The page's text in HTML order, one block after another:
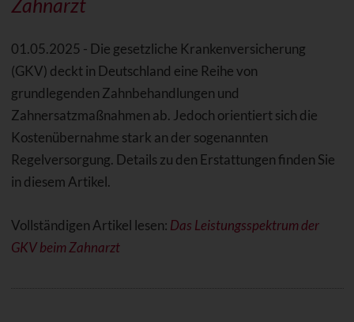
Zahnarzt
01.05.2025 - Die gesetzliche Krankenversicherung
(GKV) deckt in Deutschland eine Reihe von
grundlegenden Zahnbehandlungen und
Zahnersatzmaßnahmen ab. Jedoch orientiert sich die
Kostenübernahme stark an der sogenannten
Regelversorgung. Details zu den Erstattungen finden Sie
in diesem Artikel.
Vollständigen Artikel lesen: Das Leistungsspektrum der
GKV beim Zahnarzt